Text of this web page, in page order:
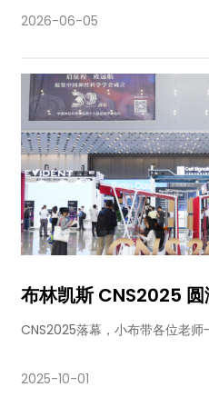
2026-06-05
布林凯斯 CNS2025
度，陪 3500+科研伙
CNS2025落幕，小布带各位老师
2025-10-01